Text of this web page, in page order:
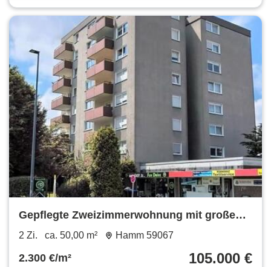
Gepflegte Zweizimmerwohnung mit großen
Balkon
2 Zi. ca. 50,00 m² Hamm 59067
2.300 €/m² 105.000 €